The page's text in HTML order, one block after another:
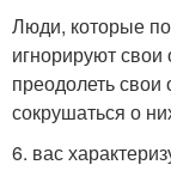
Люди, которые
игнорируют
преодолеть свои
сокрушаться о
6. вас